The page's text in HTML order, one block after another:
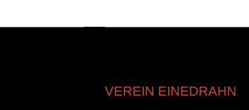
VEREIN EINEDRAHN